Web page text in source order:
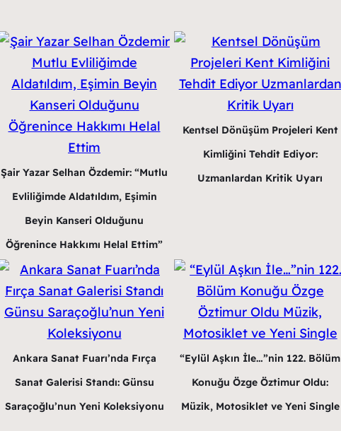
Şair Yazar Selhan Özdemir: “Mutlu
Evliliğimde Aldatıldım, Eşimin
Beyin Kanseri Olduğunu
Öğrenince Hakkımı Helal Ettim”
Kentsel Dönüşüm Projeleri Kent
Kimliğini Tehdit Ediyor:
Uzmanlardan Kritik Uyarı
Ankara Sanat Fuarı’nda Fırça
Sanat Galerisi Standı: Günsu
Saraçoğlu’nun Yeni Koleksiyonu
“Eylül Aşkın İle…”nin 122. Bölüm
Konuğu Özge Öztimur Oldu:
Müzik, Motosiklet ve Yeni Single